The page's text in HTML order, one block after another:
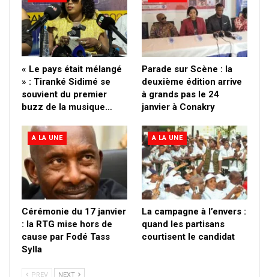
« Le pays était mélangé
» : Tiranké Sidimé se
souvient du premier
buzz de la musique…
Parade sur Scène : la
deuxième édition arrive
à grands pas le 24
janvier à Conakry
A LA UNE
Cérémonie du 17 janvier
: la RTG mise hors de
cause par Fodé Tass
Sylla
A LA UNE
La campagne à l’envers :
quand les partisans
courtisent le candidat
PREV NEXT